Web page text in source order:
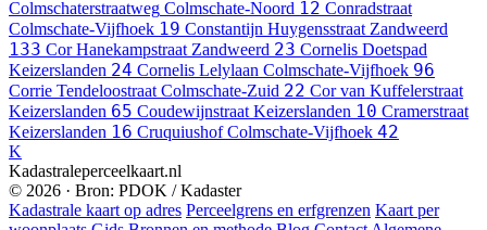
Colmschaterstraatweg Colmschate-Noord 12 Conradstraat
Colmschate-Vijfhoek 19 Constantijn Huygensstraat Zandweerd
133 Cor Hanekampstraat Zandweerd 23 Cornelis Doetspad
Keizerslanden 24 Cornelis Lelylaan Colmschate-Vijfhoek 96
Corrie Tendeloostraat Colmschate-Zuid 22 Cor van Kuffelerstraat
Keizerslanden 65 Coudewijnstraat Keizerslanden 10 Cramerstraat
Keizerslanden 16 Cruquiushof Colmschate-Vijfhoek 42
K
Kadastraleperceelkaart.nl
© 2026 · Bron: PDOK / Kadaster
Kadastrale kaart op adres Perceelgrens en erfgrenzen Kaart per